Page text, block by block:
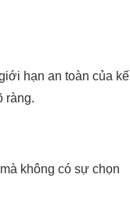
hạn an toàn của kế
ràng.
không có sự chọn